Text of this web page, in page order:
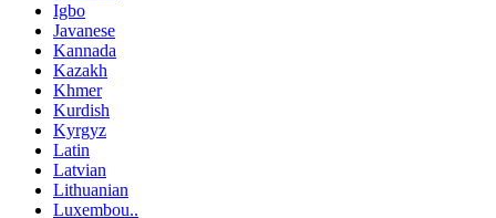
Igbo
Javanese
Kannada
Kazakh
Khmer
Kurdish
Kyrgyz
Latin
Latvian
Lithuanian
Luxembou..